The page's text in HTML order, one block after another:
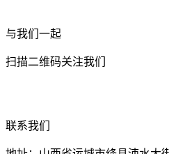
与我们一起
扫描二维码关注我们
联系我们